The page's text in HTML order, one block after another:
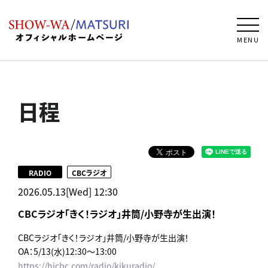
MENU
日程
2026.05.13[Wed] 12:30
RADIO CBCラジオ
CBCラジオ「きく！ラジオ」井筒/小野寺が生出演！
CBCラジオ「きく！ラジオ」井筒/小野寺が生出演！
OA：5/13(水)12:30～13:00